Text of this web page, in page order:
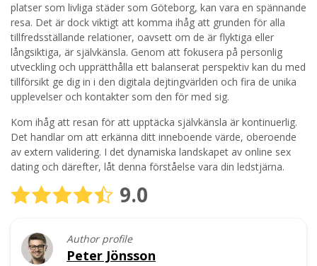
platser som livliga städer som Göteborg, kan vara en spännande
resa. Det är dock viktigt att komma ihåg att grunden för alla
tillfredsställande relationer, oavsett om de är flyktiga eller
långsiktiga, är självkänsla. Genom att fokusera på personlig
utveckling och upprätthålla ett balanserat perspektiv kan du med
tillförsikt ge dig in i den digitala dejtingvärlden och fira de unika
upplevelser och kontakter som den för med sig.
Kom ihåg att resan för att upptäcka självkänsla är kontinuerlig.
Det handlar om att erkänna ditt inneboende värde, oberoende
av extern validering. I det dynamiska landskapet av online sex
dating och därefter, låt denna förståelse vara din ledstjärna.
9.0
Author profile
Peter Jönsson